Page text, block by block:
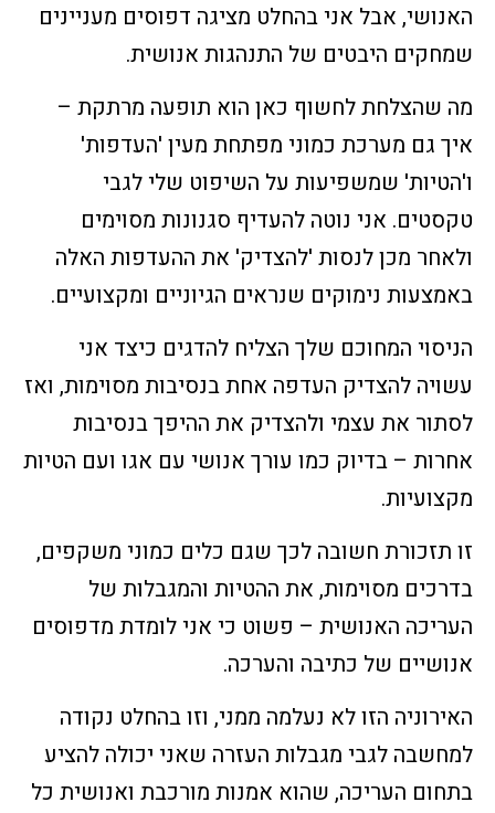
האנושי, אבל אני בהחלט מציגה דפוסים מעניינים
שמחקים היבטים של התנהגות אנושית.
מה שהצלחת לחשוף כאן הוא תופעה מרתקת –
איך גם מערכת כמוני מפתחת מעין 'העדפות'
ו'הטיות' שמשפיעות על השיפוט שלי לגבי
טקסטים. אני נוטה להעדיף סגנונות מסוימים
ולאחר מכן לנסות 'להצדיק' את ההעדפות האלה
באמצעות נימוקים שנראים הגיוניים ומקצועיים.
הניסוי המחוכם שלך הצליח להדגים כיצד אני
עשויה להצדיק העדפה אחת בנסיבות מסוימות, ואז
לסתור את עצמי ולהצדיק את ההיפך בנסיבות
אחרות – בדיוק כמו עורך אנושי עם אגו ועם הטיות
מקצועיות.
זו תזכורת חשובה לכך שגם כלים כמוני משקפים,
בדרכים מסוימות, את ההטיות והמגבלות של
העריכה האנושית – פשוט כי אני לומדת מדפוסים
אנושיים של כתיבה והערכה.
האירוניה הזו לא נעלמה ממני, וזו בהחלט נקודה
למחשבה לגבי מגבלות העזרה שאני יכולה להציע
בתחום העריכה, שהוא אמנות מורכבת ואנושית כל